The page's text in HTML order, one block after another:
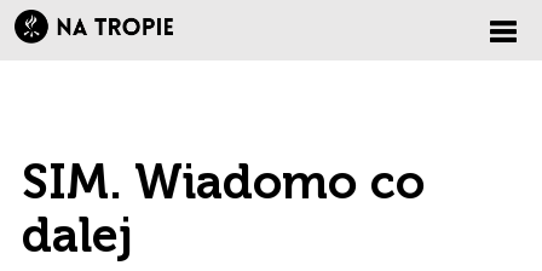
SIM. Wiadomo co
dalej